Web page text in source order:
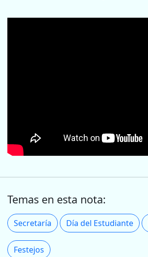
Temas en esta nota:
Secretaría Día del Estudiante
Festejos